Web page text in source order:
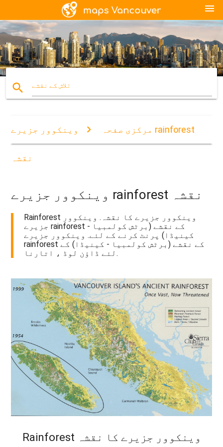
menu
search تلاش کے نقشے
مرکزی صفحہ وینکوور جزیرے rainforest
نقشہ
وینکوور جزیرے rainforest نقشہ
Rainforest وینکوور جزیرے کا نقشہ. وینکوور
جزیرے rainforest کے نقشے (برٹش کولمبیا -
کینیڈا) پرنٹ کرنے کے لئے. وینکوور جزیرے
rainforest کے نقشے (برٹش کولمبیا - کینیڈا) کے
لئے ڈاؤن لوڈ ، اتارنا.
Rainforest وینکوور جزیرے کا نقشہ